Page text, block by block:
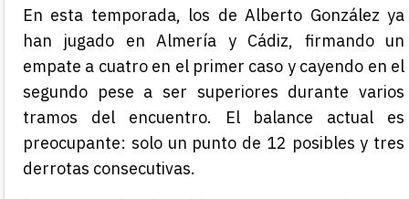
En esta temporada, los de Alberto González ya
han jugado en Almería y Cádiz, firmando un
empate a cuatro en el primer caso y cayendo en el
segundo pese a ser superiores durante varios
tramos del encuentro. El balance actual es
preocupante: solo un punto de 12 posibles y tres
derrotas consecutivas.